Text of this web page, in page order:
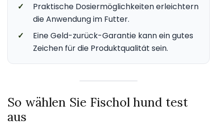
✓
Praktische Dosiermöglichkeiten erleichtern
die Anwendung im Futter.
✓
Eine Geld-zurück-Garantie kann ein gutes
Zeichen für die Produktqualität sein.
So wählen Sie Fischol hund test
aus